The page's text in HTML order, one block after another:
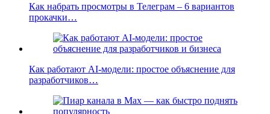
Как набрать просмотры в Телеграм – 6 вариантов
прокачки…
Как работают AI-модели: простое объяснение для
разработчиков…